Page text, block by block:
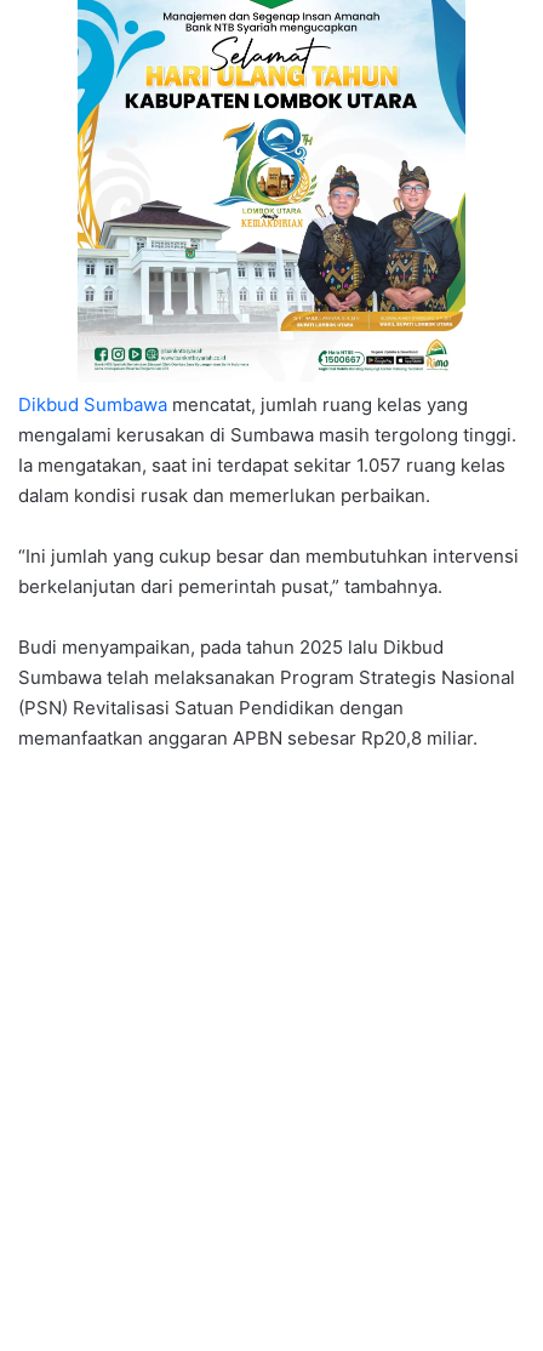
Dikbud Sumbawa mencatat, jumlah ruang kelas yang
mengalami kerusakan di Sumbawa masih tergolong tinggi.
Ia mengatakan, saat ini terdapat sekitar 1.057 ruang kelas
dalam kondisi rusak dan memerlukan perbaikan.
“Ini jumlah yang cukup besar dan membutuhkan intervensi
berkelanjutan dari pemerintah pusat,” tambahnya.
Budi menyampaikan, pada tahun 2025 lalu Dikbud
Sumbawa telah melaksanakan Program Strategis Nasional
(PSN) Revitalisasi Satuan Pendidikan dengan
memanfaatkan anggaran APBN sebesar Rp20,8 miliar.